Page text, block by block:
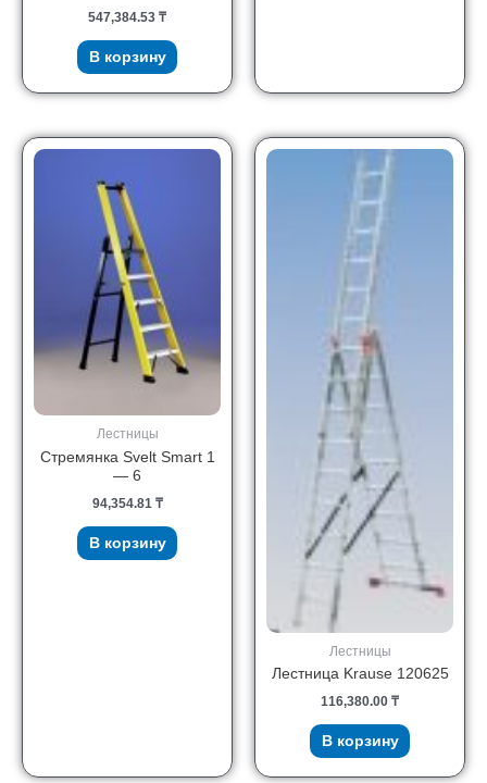
547,384.53 ₸
В корзину
Лестницы
Стремянка Svelt Smart 1
— 6
94,354.81 ₸
В корзину
Лестницы
Лестница Krause 120625
116,380.00 ₸
В корзину